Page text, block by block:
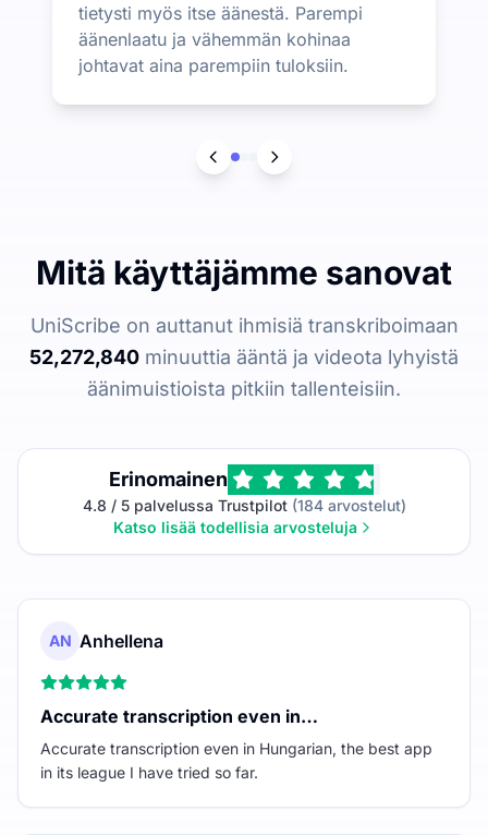
tietysti myös itse äänestä. Parempi
äänenlaatu ja vähemmän kohinaa
johtavat aina parempiin tuloksiin.
Mitä käyttäjämme sanovat
UniScribe on auttanut ihmisiä transkriboimaan
52,272,840 minuuttia ääntä ja videota lyhyistä
äänimuistioista pitkiin tallenteisiin.
Erinomainen
4.8 / 5 palvelussa Trustpilot(184 arvostelut)
Katso lisää todellisia arvosteluja
AN Anhellena
Accurate transcription even in…
Accurate transcription even in Hungarian, the best app
in its league I have tried so far.